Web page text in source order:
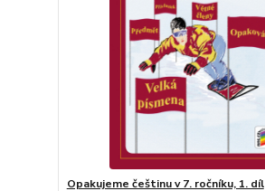
Opakujeme češtinu v 7. ročníku, 1. díl